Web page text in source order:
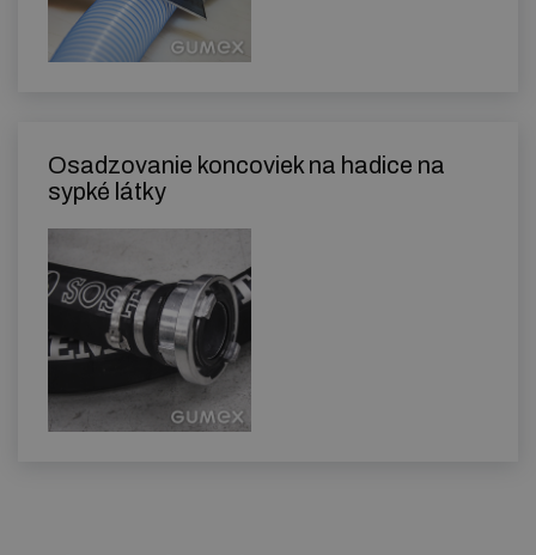
Osadzovanie koncoviek na hadice na
sypké látky